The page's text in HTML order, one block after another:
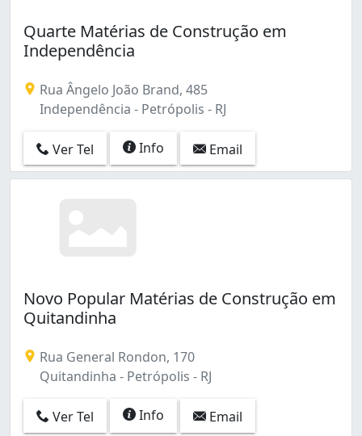
Quarte Matérias de Construção em
Independência
Rua Ângelo João Brand, 485
Independência - Petrópolis - RJ
Ver Tel Info Email
Novo Popular Matérias de Construção em
Quitandinha
Rua General Rondon, 170
Quitandinha - Petrópolis - RJ
Ver Tel Info Email